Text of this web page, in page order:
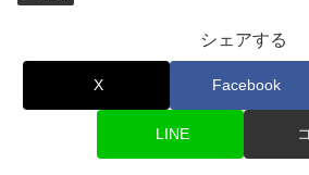
シェアする
X Facebook
LINE